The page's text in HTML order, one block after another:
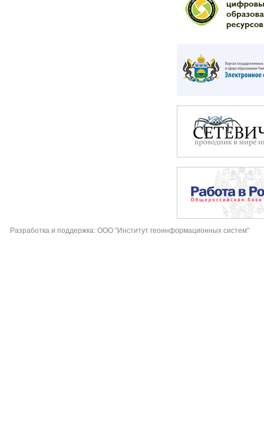
Разработка и поддержка: ООО "Институт геоинформационных систем"